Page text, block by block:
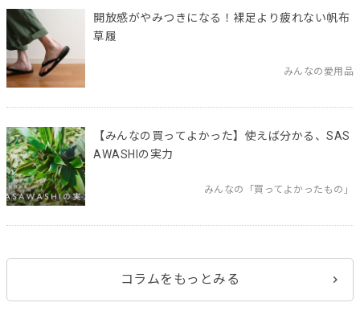
開放感がやみつきになる！裸足より疲れない帆布
草履
みんなの愛用品
【みんなの買ってよかった】使えば分かる、SAS
AWASHIの実力
みんなの「買ってよかったもの」
コラムをもっとみる